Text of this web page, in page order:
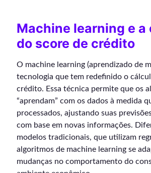
Machine learning e a
do score de crédito
O machine learning (aprendizado de
tecnologia que tem redefinido o
crédito. Essa técnica permite que os
“aprendam” com os dados à medida
processados, ajustando suas
com base em novas informações.
modelos tradicionais, que utilizam
algoritmos de machine learning se
mudanças no comportamento do